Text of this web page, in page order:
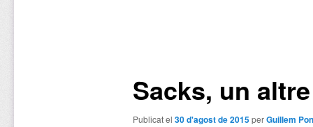
Sacks, un
Publicat el 30 d'agost de 2015perGuillem